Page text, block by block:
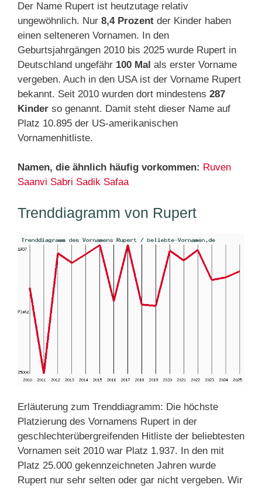
Der Name Rupert ist heutzutage relativ
ungewöhnlich. Nur 8,4 Prozent der Kinder haben
einen selteneren Vornamen. In den
Geburtsjahrgängen 2010 bis 2025 wurde Rupert in
Deutschland ungefähr 100 Mal als erster Vorname
vergeben. Auch in den USA ist der Vorname Rupert
bekannt. Seit 2010 wurden dort mindestens 287
Kinder so genannt. Damit steht dieser Name auf
Platz 10.895 der US-amerikanischen
Vornamenhitliste.
Namen, die ähnlich häufig vorkommen: Ruven
Saanvi Sabri Sadik Safaa
Trenddiagramm von Rupert
Erläuterung zum Trenddiagramm: Die höchste
Platzierung des Vornamens Rupert in der
geschlechterübergreifenden Hitliste der beliebtesten
Vornamen seit 2010 war Platz 1.937. In den mit
Platz 25.000 gekennzeichneten Jahren wurde
Rupert nur sehr selten oder gar nicht vergeben. Wir